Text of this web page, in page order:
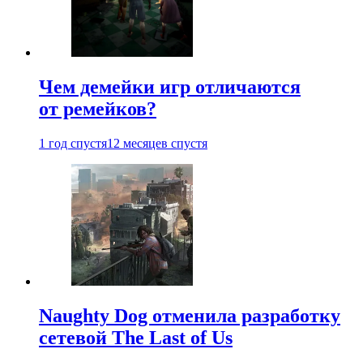
Чем демейки игр отличаются
от ремейков?
1 год спустя12 месяцев спустя
Naughty Dog отменила разработку
сетевой The Last of Us